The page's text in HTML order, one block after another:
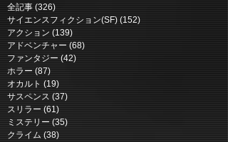
ニュー・ミュータント |
The New Mutants (2020)
全記事 (326)
サイエンスフィクション(SF) (152)
アクション (139)
アドベンチャー (68)
ファンタジー (42)
ホラー (87)
オカルト (19)
サスペンス (37)
スリラー (61)
ミステリー (35)
クライム (38)